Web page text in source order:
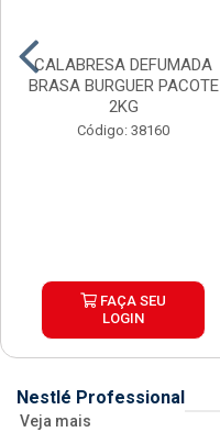
CALABRESA DEFUMADA
BRASA BURGUER PACOTE
2KG
Código: 38160
FAÇA SEU
LOGIN
Nestlé Professional
Veja mais